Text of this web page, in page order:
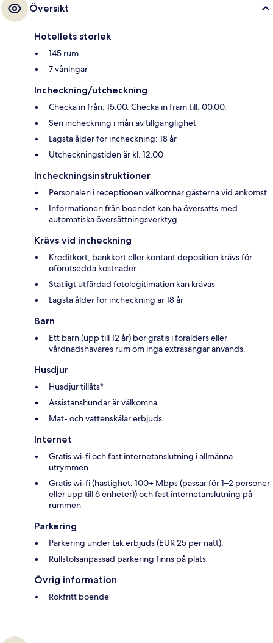
Översikt
Hotellets storlek
145 rum
7 våningar
Incheckning/utcheckning
Checka in från: 15.00. Checka in fram till: 00.00.
Sen incheckning i mån av tillgänglighet
Lägsta ålder för incheckning: 18 år
Utcheckningstiden är kl. 12.00
Incheckningsinstruktioner
Personalen i receptionen välkomnar gästerna vid ankomst.
Informationen från boendet kan ha översatts med
automatiska översättningsverktyg
Krävs vid incheckning
Kreditkort, bankkort eller kontant deposition krävs för
oförutsedda kostnader.
Statligt utfärdad fotolegitimation kan krävas
Lägsta ålder för incheckning är 18 år
Barn
Ett barn (upp till 12 år) bor gratis i förälders eller
vårdnadshavares rum om inga extrasängar används.
Husdjur
Husdjur tillåts*
Assistanshundar är välkomna
Mat- och vattenskålar erbjuds
Internet
Gratis wi-fi och fast internetanslutning i allmänna
utrymmen
Gratis wi-fi (hastighet: 100+ Mbps (passar för 1–2 personer
eller upp till 6 enheter)) och fast internetanslutning på
rummen
Parkering
Parkering under tak erbjuds (EUR 25 per natt).
Rullstolsanpassad parkering finns på plats
Övrig information
Rökfritt boende